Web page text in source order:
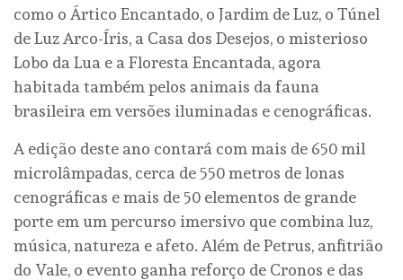
como o Ártico Encantado, o Jardim de Luz, o Túnel
de Luz Arco-Íris, a Casa dos Desejos, o misterioso
Lobo da Lua e a Floresta Encantada, agora
habitada também pelos animais da fauna
brasileira em versões iluminadas e cenográficas.
A edição deste ano contará com mais de 650 mil
microlâmpadas, cerca de 550 metros de lonas
cenográficas e mais de 50 elementos de grande
porte em um percurso imersivo que combina luz,
música, natureza e afeto. Além de Petrus, anfitrião
do Vale, o evento ganha reforço de Cronos e das